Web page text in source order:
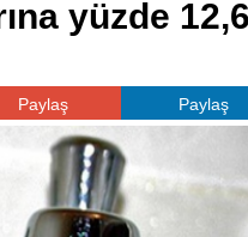
yüzde
Paylaş Paylaş